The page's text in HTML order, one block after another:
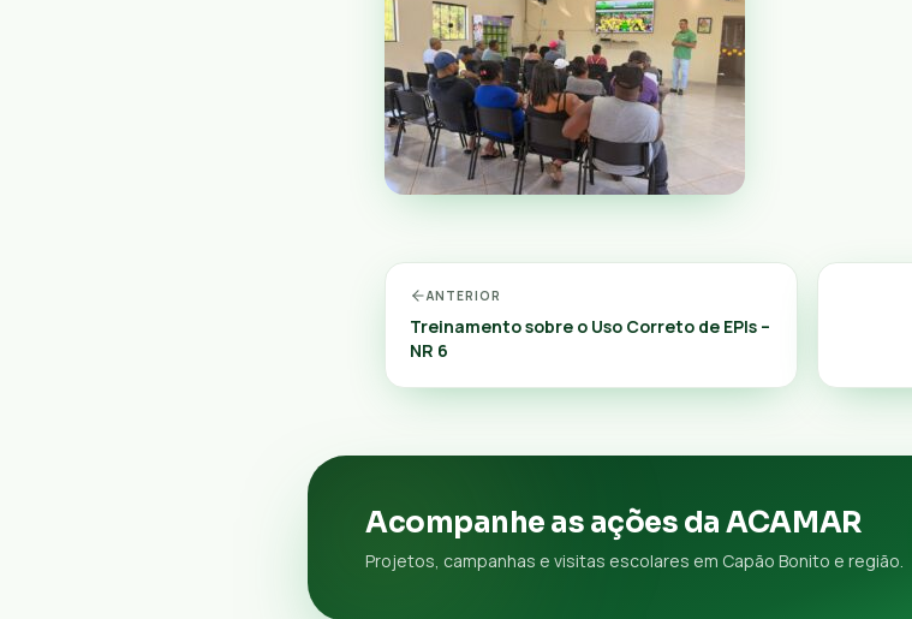
ANTERIOR
Treinamento sobre o Uso Correto de EPIs –
NR 6
Acompanhe as ações da ACAMAR
Projetos, campanhas e visitas escolares em Capão Bonito e região.